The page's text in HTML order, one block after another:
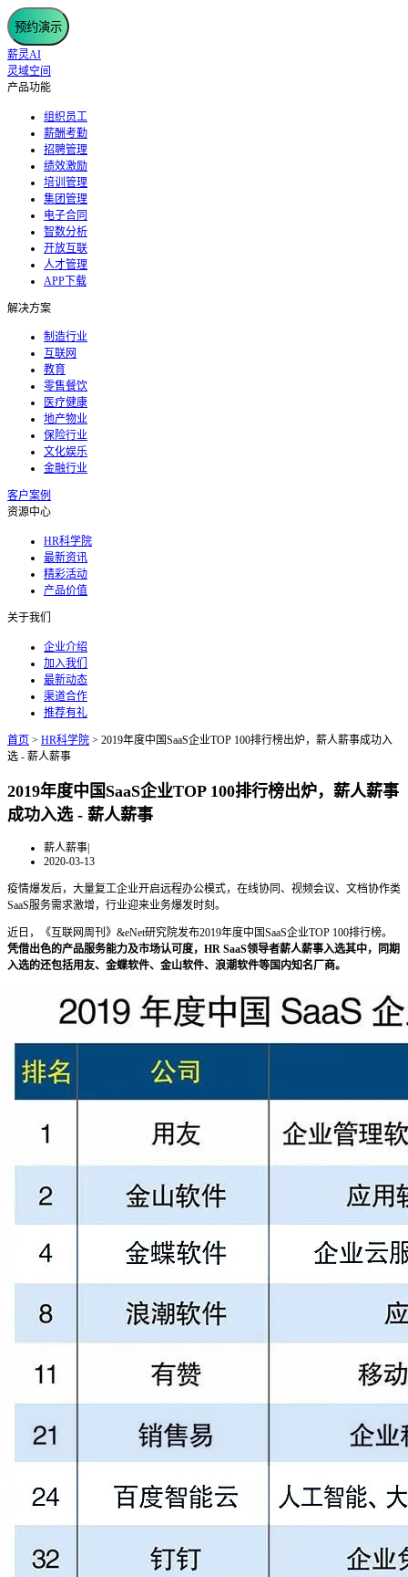
预约演示
薪灵AI
灵域空间
产品功能
组织员工
薪酬考勤
招聘管理
绩效激励
培训管理
集团管理
电子合同
智数分析
开放互联
人才管理
APP下载
解决方案
制造行业
互联网
教育
零售餐饮
医疗健康
地产物业
保险行业
文化娱乐
金融行业
客户案例
资源中心
HR科学院
最新资讯
精彩活动
产品价值
关于我们
企业介绍
加入我们
最新动态
渠道合作
推荐有礼
首页 > HR科学院 > 2019年度中国SaaS企业TOP 100排行榜出炉，薪人薪事成功入
选 - 薪人薪事
2019年度中国SaaS企业TOP 100排行榜出炉，薪人薪事
成功入选 - 薪人薪事
薪人薪事|
2020-03-13
疫情爆发后，大量复工企业开启远程办公模式，在线协同、视频会议、文档协作类
SaaS服务需求激增，行业迎来业务爆发时刻。
近日，《互联网周刊》&eNet研究院发布2019年度中国SaaS企业TOP 100排行榜。
凭借出色的产品服务能力及市场认可度，HR SaaS领导者薪人薪事入选其中，同期
入选的还包括用友、金蝶软件、金山软件、浪潮软件等国内知名厂商。